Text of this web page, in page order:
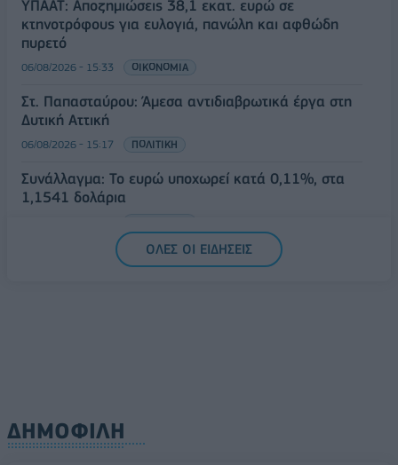
ΥΠΑΑΤ: Αποζημιώσεις 38,1 εκατ. ευρώ σε
κτηνοτρόφους για ευλογιά, πανώλη και αφθώδη
πυρετό
06/08/2026 - 15:33 ΟΙΚΟΝΟΜΙΑ
Στ. Παπασταύρου: Άμεσα αντιδιαβρωτικά έργα στη
Δυτική Αττική
06/08/2026 - 15:17 ΠΟΛΙΤΙΚΗ
Συνάλλαγμα: Το ευρώ υποχωρεί κατά 0,11%, στα
1,1541 δολάρια
ΟΛΕΣ ΟΙ ΕΙΔΗΣΕΙΣ
ΔΗΜΟΦΙΛΗ